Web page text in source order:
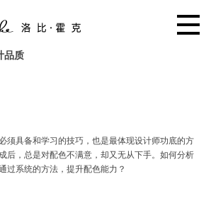
品质
须具备和学习的技巧，也是最体现设计师功底的方
后，总是对配色不满意，却又无从下手。如何分析
过系统的方法，提升配色能力？